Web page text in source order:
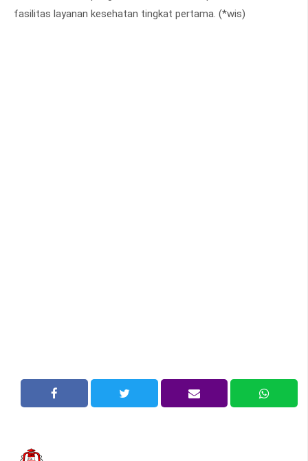
fasilitas layanan kesehatan tingkat pertama. (*wis)